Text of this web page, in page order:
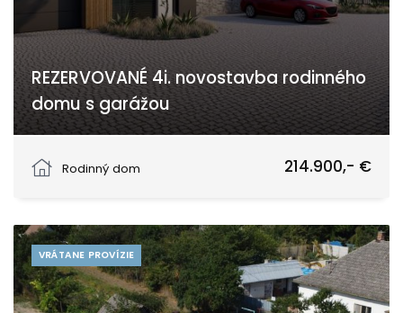
REZERVOVANÉ 4i. novostavba rodinného
domu s garážou
Rodinný dom
214.900,- €
VRÁTANE PROVÍZIE